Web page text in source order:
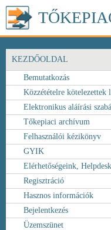
KEZDŐOLDAL
Bemutatkozás
Közzétételre kötelezettek
Elektronikus aláírási
Tőkepiaci archívum
Felhasználói kézikönyv
GYIK
Elérhetőségeink, Helpdesk
Regisztráció
Hasznos információk
Bejelentkezés
Üzemszünet